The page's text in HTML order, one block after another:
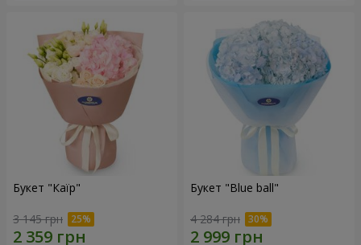
Букет "Каїр"
3 145 грн
Букет "Blue ball"
4 284 грн